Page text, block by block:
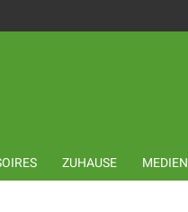
ZUHAUSE MEDIEN